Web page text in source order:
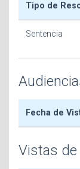
Tipo de
Sentencia
Fecha de
Vistas de